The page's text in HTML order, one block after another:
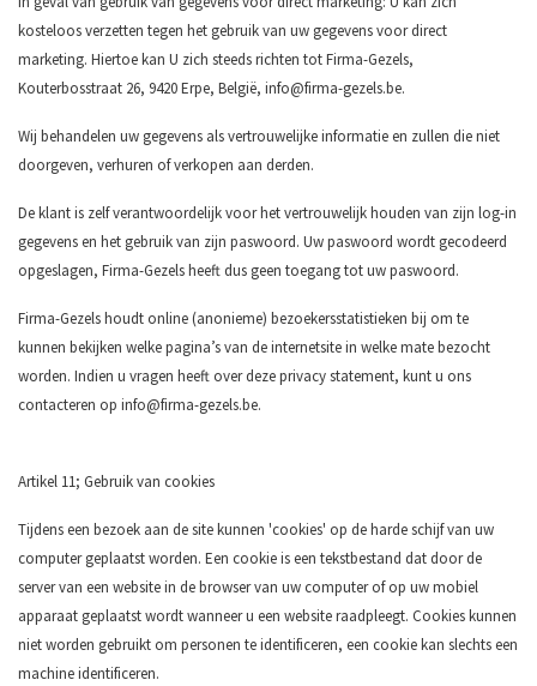
kosteloos verzetten tegen het gebruik van uw gegevens voor direct
marketing. Hiertoe kan U zich steeds richten tot Firma-Gezels,
Kouterbosstraat 26, 9420 Erpe, België, info@firma-gezels.be.
Wij behandelen uw gegevens als vertrouwelijke informatie en zullen die niet
doorgeven, verhuren of verkopen aan derden.
De klant is zelf verantwoordelijk voor het vertrouwelijk houden van zijn log-in
gegevens en het gebruik van zijn paswoord. Uw paswoord wordt gecodeerd
opgeslagen, Firma-Gezels heeft dus geen toegang tot uw paswoord.
Firma-Gezels houdt online (anonieme) bezoekersstatistieken bij om te
kunnen bekijken welke pagina’s van de internetsite in welke mate bezocht
worden. Indien u vragen heeft over deze privacy statement, kunt u ons
contacteren op info@firma-gezels.be.
Artikel 11; Gebruik van cookies
Tijdens een bezoek aan de site kunnen 'cookies' op de harde schijf van uw
computer geplaatst worden. Een cookie is een tekstbestand dat door de
server van een website in de browser van uw computer of op uw mobiel
apparaat geplaatst wordt wanneer u een website raadpleegt. Cookies kunnen
niet worden gebruikt om personen te identificeren, een cookie kan slechts een
machine identificeren.